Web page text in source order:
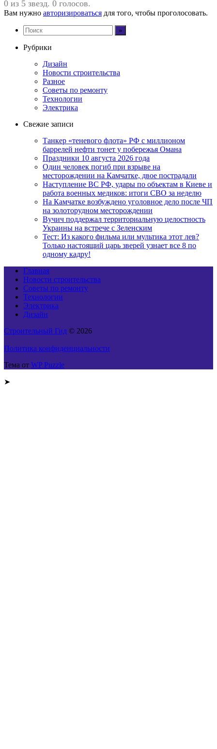
0 из 5 звезд. 0 голосов.
Вам нужно авторизироваться для того, чтобы проголосовать.
Рубрики
Дизайн
Новости строительства
Разное
Советы по ремонту
Технологии
Электрика
Свежие записи
Танкер «теневого флота» РФ с миллионом
баррелей нефти тонет у побережья Омана
Праздники 10 августа 2026 года
Один человек погиб при взрыве на
месторождении на Камчатке, двое пострадали
Наступление ВС РФ, удары по объектам в Киеве и
работа военных медиков: итоги СВО за неделю
На Камчатке возбуждено уголовное дело после ЧП
на золоторудном месторождении
Вучич поддержал территориальную целостность
Украины на встрече с Зеленским
Тест: Из какого фильма или мультика этот лев?
Только настоящий царь зверей узнает все 8 по
одному кадру!
Главная
Новости строительства
Советы по ремонту
Технологии
Электрика
Дизайн
Строительный Гид © 2026
Политика конфиденциальности
Тема от WP Puzzle
➤